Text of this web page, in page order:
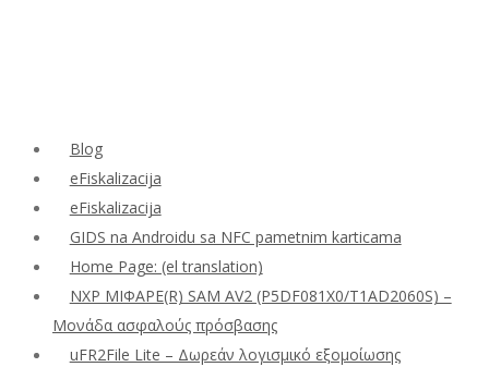
Blog
eFiskalizacija
eFiskalizacija
GIDS na Androidu sa NFC pametnim karticama
Home Page: (el translation)
NXP ΜΙΦΑΡΕ(R) SAM AV2 (P5DF081X0/T1AD2060S) –
Μονάδα ασφαλούς πρόσβασης
uFR2File Lite – Δωρεάν λογισμικό εξομοίωσης